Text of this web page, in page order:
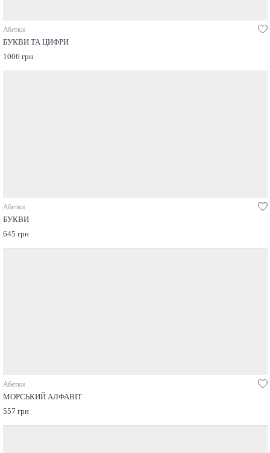
Абетки
БУКВИ ТА ЦИФРИ
1006 грн
Абетки
БУКВИ
645 грн
Абетки
МОРСЬКИЙ АЛФАВІТ
557 грн